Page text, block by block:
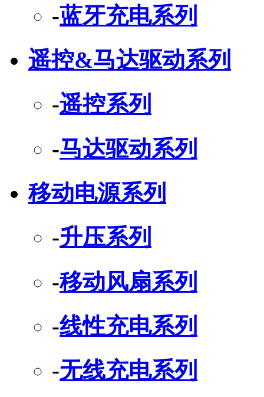
-蓝牙充电系列
遥控&马达驱动系列
-遥控系列
-马达驱动系列
移动电源系列
-升压系列
-移动风扇系列
-线性充电系列
-无线充电系列